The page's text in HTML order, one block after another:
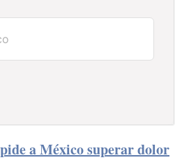
a México superar dolor